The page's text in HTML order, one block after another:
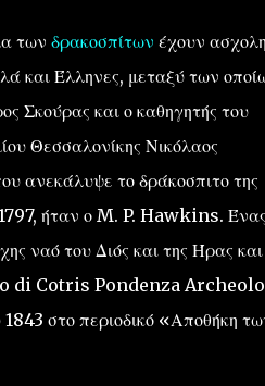
των δρακοσπίτων έχουν
και Έλληνες, μεταξύ των
Σκούρας και ο καθηγητής του
Θεσσαλονίκης Νικόλαος
ανεκάλυψε το δράκοσπιτο της
ήταν ο M. P. Hawkins. Ένας
ναό του Διός και της Ήρας
di Cotris Pondenza
στο περιοδικό «Αποθήκη